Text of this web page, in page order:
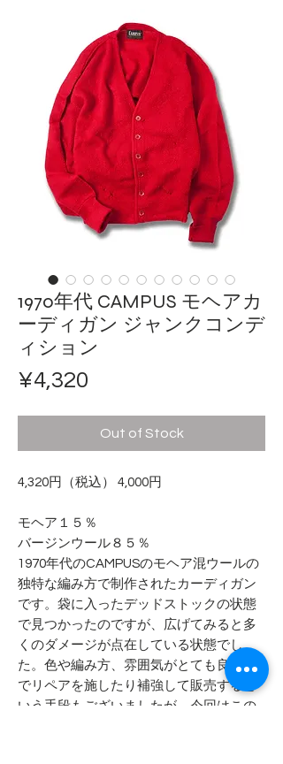
1970年代 CAMPUS モヘアカ
ーディガン ジャンクコンデ
ィション
¥4,320
Out of Stock
4,320円（税込） 4,000円
モヘア１５％
バージンウール８５％
1970年代のCAMPUSのモヘア混ウールの
独特な編み方で制作されたカーディガン
です。袋に入ったデッドストックの状態
で見つかったのですが、広げてみると多
くのダメージが点在している状態でし
た。色や編み方、雰囲気がとても良いの
でリペアを施したり補強して販売すると
いう手段もございましたが、今回はこの